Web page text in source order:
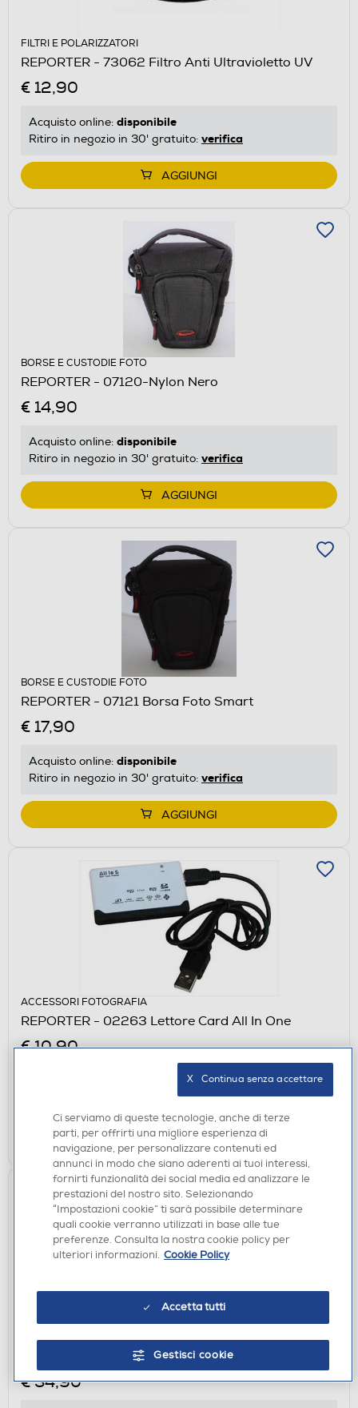
FILTRI E POLARIZZATORI
REPORTER - 73062 Filtro Anti Ultravioletto UV
€ 12,90
Acquisto online: disponibile
Ritiro in negozio in 30' gratuito: verifica
AGGIUNGI
BORSE E CUSTODIE FOTO
REPORTER - 07120-Nylon Nero
€ 14,90
Acquisto online: disponibile
Ritiro in negozio in 30' gratuito: verifica
AGGIUNGI
BORSE E CUSTODIE FOTO
REPORTER - 07121 Borsa Foto Smart
€ 17,90
Acquisto online: disponibile
Ritiro in negozio in 30' gratuito: verifica
AGGIUNGI
ACCESSORI FOTOGRAFIA
REPORTER - 02263 Lettore Card All In One
€ 10,90
Ritiro in negozio in 30' gratuito:verifica
AGGIUNGI
ACCESSORI FOTOGRAFIA
NATIONAL GEOGRAPHIC - TREPPIEDE PICCOLO-
Nero,Giallo / Alluminio
€ 34,90
Ci serviamo di queste tecnologie, anche di terze
parti, per offrirti una migliore esperienza di
navigazione, per personalizzare contenuti ed
annunci in modo che siano aderenti ai tuoi interessi,
fornirti funzionalità dei social media ed analizzare le
prestazioni del nostro sito. Selezionando
“Impostazioni cookie” ti sarà possibile determinare
quali cookie verranno utilizzati in base alle tue
preferenze. Consulta la nostra cookie policy per
ulteriori informazioni. Cookie Policy
Accetta tutti
Gestisci cookie
X   Continua senza accettare